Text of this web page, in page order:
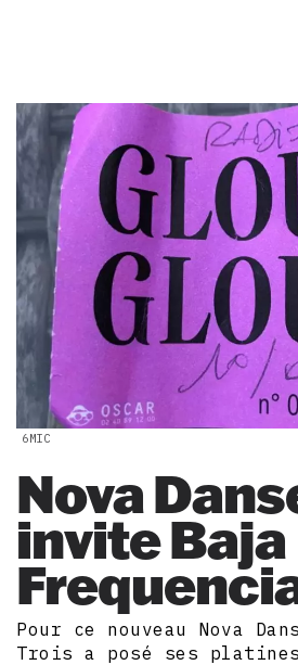
6MIC
Nova
invite Baja
Pour ce nouveau Nova
Trois a posé ses